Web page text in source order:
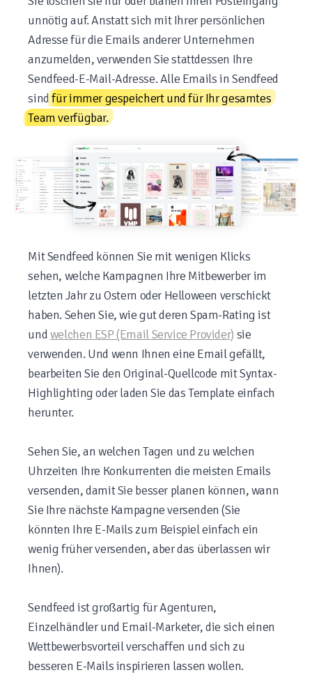
unnötig auf. Anstatt sich mit Ihrer persönlichen
Adresse für die Emails anderer Unternehmen
anzumelden, verwenden Sie stattdessen Ihre
Sendfeed-E-Mail-Adresse. Alle Emails in Sendfeed
sindfür immer gespeichert und für Ihr gesamtes
Team verfügbar.
Mit Sendfeed können Sie mit wenigen Klicks
sehen, welche Kampagnen Ihre Mitbewerber im
letzten Jahr zu Ostern oder Helloween verschickt
haben. Sehen Sie, wie gut deren Spam-Rating ist
undwelchen ESP (Email Service Provider) sie
verwenden. Und wenn Ihnen eine Email gefällt,
bearbeiten Sie den Original-Quellcode mit Syntax-
Highlighting oder laden Sie das Template einfach
herunter.
Sehen Sie, an welchen Tagen und zu welchen
Uhrzeiten Ihre Konkurrenten die meisten Emails
versenden, damit Sie besser planen können, wann
Sie Ihre nächste Kampagne versenden (Sie
könnten Ihre E-Mails zum Beispiel einfach ein
wenig früher versenden, aber das überlassen wir
Ihnen).
Sendfeed ist großartig für Agenturen,
Einzelhändler und Email-Marketer, die sich einen
Wettbewerbsvorteil verschaffen und sich zu
besseren E-Mails inspirieren lassen wollen.